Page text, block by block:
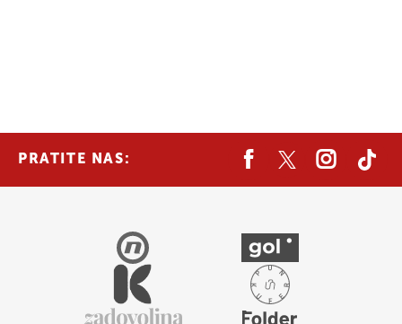
PRATITE NAS: